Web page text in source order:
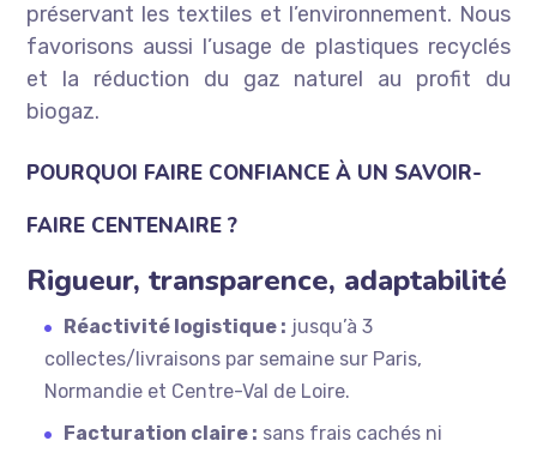
préservant les textiles et l’environnement. Nous
favorisons aussi l’usage de plastiques recyclés
et la réduction du gaz naturel au profit du
biogaz.
POURQUOI FAIRE CONFIANCE À UN SAVOIR-
FAIRE CENTENAIRE ?
Rigueur, transparence, adaptabilité
Réactivité logistique : jusqu’à 3
collectes/livraisons par semaine sur Paris,
Normandie et Centre-Val de Loire.
Facturation claire : sans frais cachés ni